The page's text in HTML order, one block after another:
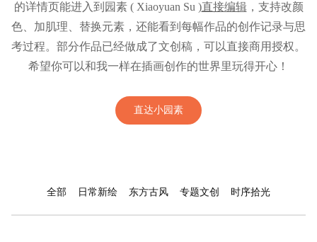
的详情页能进入到园素 ( Xiaoyuan Su )直接编辑，支持改颜
色、加肌理、替换元素，还能看到每幅作品的创作记录与思
考过程。部分作品已经做成了文创稿，可以直接商用授权。
希望你可以和我一样在插画创作的世界里玩得开心！
直达小园素
全部 日常新绘 东方古风 专题文创 时序拾光